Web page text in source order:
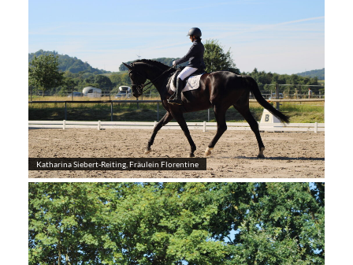
Katharina Siebert-Reiting, Fräulein Florentine